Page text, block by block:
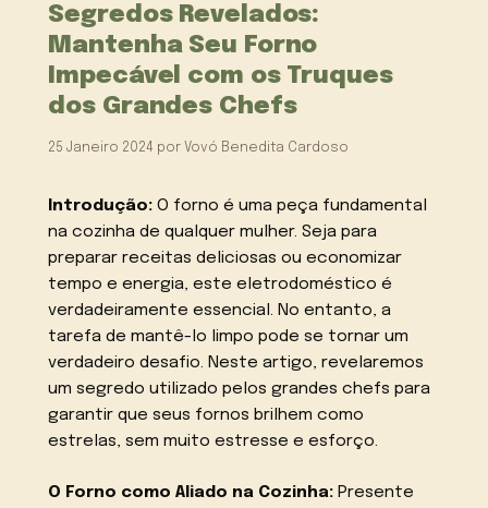
Segredos Revelados:
Mantenha Seu Forno
Impecável com os Truques
dos Grandes Chefs
25 Janeiro 2024 por Vovó Benedita Cardoso
Introdução: O forno é uma peça fundamental
na cozinha de qualquer mulher. Seja para
preparar receitas deliciosas ou economizar
tempo e energia, este eletrodoméstico é
verdadeiramente essencial. No entanto, a
tarefa de mantê-lo limpo pode se tornar um
verdadeiro desafio. Neste artigo, revelaremos
um segredo utilizado pelos grandes chefs para
garantir que seus fornos brilhem como
estrelas, sem muito estresse e esforço.
O Forno como Aliado na Cozinha: Presente